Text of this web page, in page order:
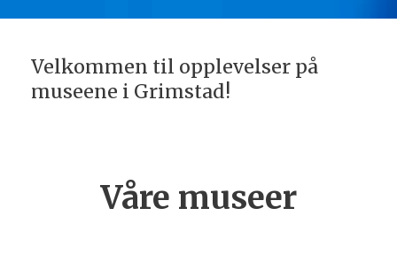
Velkommen til opplevelser på
museene i Grimstad!
Våre museer